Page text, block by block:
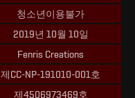
청소년이용불가
2019년 10월 10일
Fenris Creations
제CC-NP-191010-001호
제4506973469호